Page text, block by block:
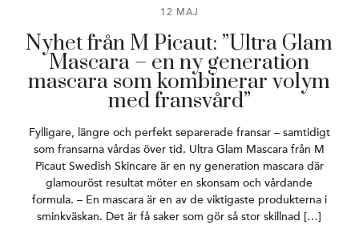
12 MAJ
Nyhet från M Picaut: ”Ultra Glam
Mascara – en ny generation
mascara som kombinerar volym
med fransvård”
Fylligare, längre och perfekt separerade fransar – samtidigt
som fransarna vårdas över tid. Ultra Glam Mascara från M
Picaut Swedish Skincare är en ny generation mascara där
glamouröst resultat möter en skonsam och vårdande
formula. – En mascara är en av de viktigaste produkterna i
sminkväskan. Det är få saker som gör så stor skillnad […]